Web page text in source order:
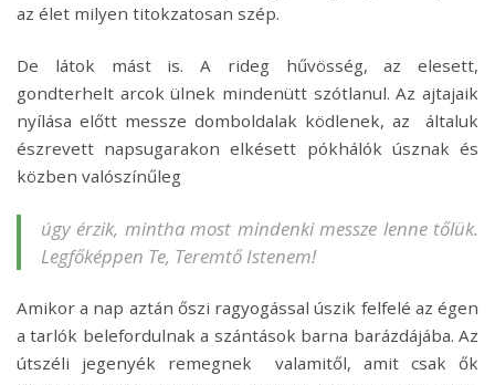
az élet milyen titokzatosan szép.
De látok mást is. A rideg hűvösség, az elesett,
gondterhelt arcok ülnek mindenütt szótlanul. Az ajtajaik
nyílása előtt messze domboldalak ködlenek, az általuk
észrevett napsugarakon elkésett pókhálók úsznak és
közben valószínűleg
úgy érzik, mintha most mindenki messze lenne tőlük.
Legfőképpen Te, Teremtő Istenem!
Amikor a nap aztán őszi ragyogással úszik felfelé az égen
a tarlók belefordulnak a szántások barna barázdájába. Az
útszéli jegenyék remegnek valamitől, amit csak ők